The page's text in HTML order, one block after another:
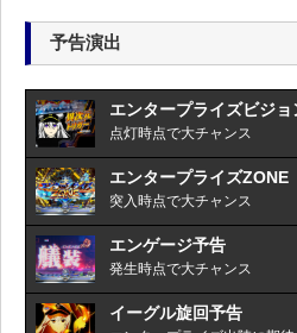
予告演出
エンタープライズビジョ
点灯時点で大チャンス
エンタープライズZONE
突入時点で大チャンス
エンゲージ予告
発生時点で大チャンス
イーグル旋回予告